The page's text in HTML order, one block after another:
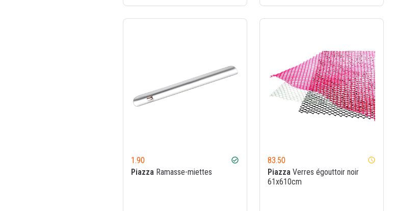
1.90 check_circle
Piazza Ramasse-miettes
83.50 watch_later
PiazzaVerres égouttoir noir
61x610cm